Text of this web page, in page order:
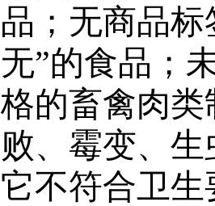
品；无商品
无”的食品；
格的畜禽肉
败、霉变、
它不符合卫